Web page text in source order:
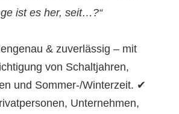
ist es her, seit…?“
& zuverlässig – mit
von Schaltjahren,
und Sommer-/Winterzeit. ✔
Unternehmen,